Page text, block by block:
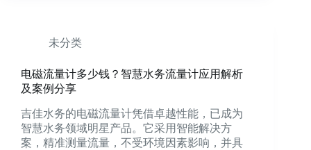
未分类
电磁流量计多少钱？智慧水务流量计应用解析
及案例分享
吉佳水务的电磁流量计凭借卓越性能，已成为
智慧水务领域明星产品。它采用智能解决方
案，精准测量流量，不受环境因素影响，并具